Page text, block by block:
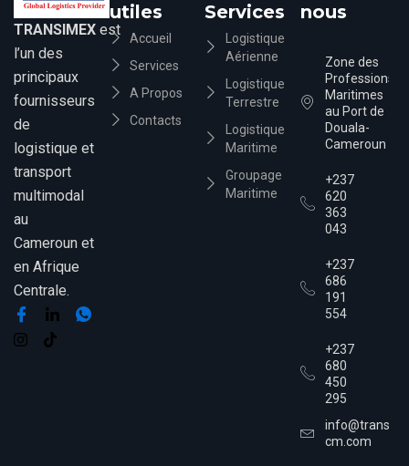
TRANSIMEX est
l’un des
principaux
fournisseurs
de
logistique et
transport
multimodal
au
Cameroun et
en Afrique
Centrale.
utiles
Accueil
Services
A Propos
Contacts
Services
Logistique
Aérienne
Logistique
Terrestre
Logistique
Maritime
Groupage
Maritime
nous
Zone des
Professions
Maritimes
au Port de
Douala-
Cameroun
+237
620
363
043
+237
686
191
554
+237
680
450
295
cm.com